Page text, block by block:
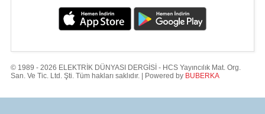
© 1989 - 2026 ELEKTRİK DÜNYASI DERGİSİ - HCS Yayıncılık Mat. Org.
San. Ve Tic. Ltd. Şti. Tüm hakları saklıdır. | Powered by BUBERKA